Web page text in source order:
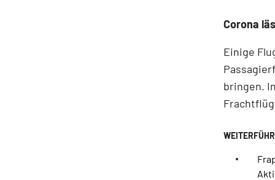
Corona
Einige
bringen.